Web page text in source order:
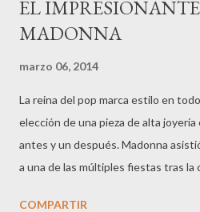
EL
MADONNA
marzo 06, 2014
La reina del pop marca estilo en
elección de una pieza de alta
antes y un después. Madonna
a una de las múltiples fiestas tras la
COMPARTIR